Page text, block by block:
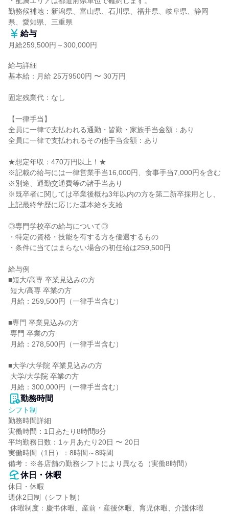
勤務候補地：新潟県、富山県、石川県、福井県、岐阜県、静岡
県、愛知県、三重県
給与
月給259,500円～300,000円
給与詳細
基本給：月給 25万9500円 〜 30万円
固定残業代：なし
【一律手当】
全員に一律で支払われる通勤・皆勤・家族手当金額：あり
全員に一律で支払われるその他手当金額：あり
★想定年収：470万円以上！★
※記載の給与には一律営業手当16,000円、食事手当7,000円を含む
※別途、通勤交通費等の諸手当あり
※既卒者に関しては卒業後概ね3年以内の方を第二新卒採用とし、
上記最終学歴に応じた基本給を支給
◎専門学校卒の給与について◎
・特定の資格・技能を有する方を優遇するもの
・条件に当てはまらない場合の初任給は259,500円
給与例
■短大/高専 卒業見込みの方
■専門 卒業見込みの方
■大学/大学院 卒業見込みの方
月給：300,000円（一律手当含む）
勤務時間
シフト制
勤務時間詳細
実働時間：1日あたり8時間8分
平均勤務日数：1ヶ月あたり20日 〜 20日
実働時間（1日）：8時間～8時間
備考：※各店舗の勤務シフトにより異なる（実働8時間）
休日・休暇
休日・休暇
週休2日制（シフト制）